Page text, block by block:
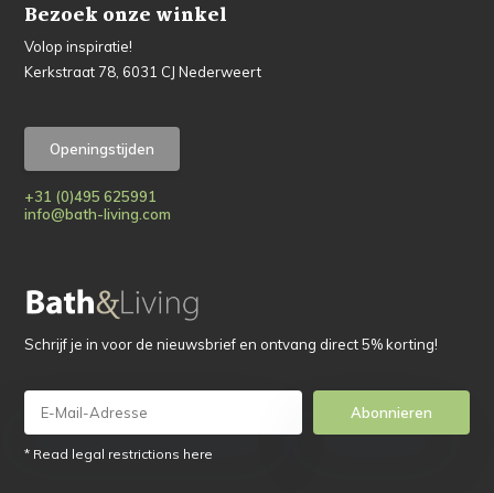
Bezoek onze winkel
Volop inspiratie!
Kerkstraat 78, 6031 CJ Nederweert
Openingstijden
+31 (0)495 625991
info@bath-living.com
Schrijf je in voor de nieuwsbrief en ontvang direct 5% korting!
Abonnieren
* Read legal restrictions here